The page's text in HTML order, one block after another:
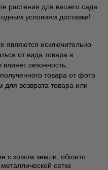
растения для вашего сада
условиям доставки!
являются исключительно
от вида товара в
сезонность,
товара от фото
для возврата товара или
с комом земли, обшито
сетке